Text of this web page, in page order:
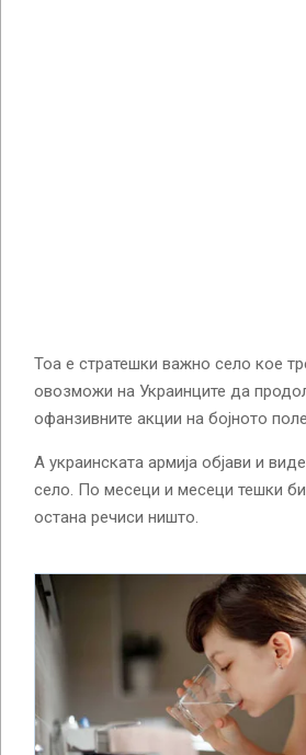
Тоа е стратешки важно село кое
овозможи на Украинците да
офанзивните акции на бојното
А украинската армија објави и
село. По месеци и месеци тешки
остана речиси ништо.